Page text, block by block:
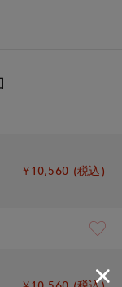
￥10,560 (税込)